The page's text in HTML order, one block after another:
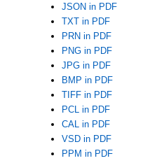
JSON in PDF
TXT in PDF
PRN in PDF
PNG in PDF
JPG in PDF
BMP in PDF
TIFF in PDF
PCL in PDF
CAL in PDF
VSD in PDF
PPM in PDF